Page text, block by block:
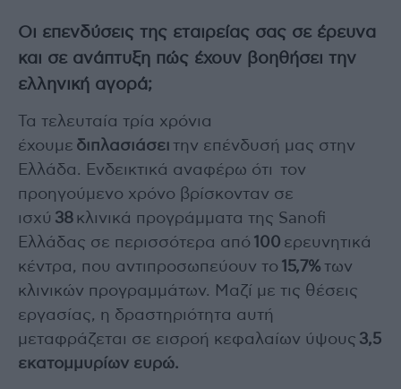
Οι επενδύσεις της εταιρείας σας σε έρευνα
και σε ανάπτυξη πώς έχουν βοηθήσει την
ελληνική αγορά;
Τα τελευταία τρία χρόνια
έχουμε διπλασιάσει την επένδυσή μας στην
Ελλάδα. Ενδεικτικά αναφέρω ότι τον
προηγούμενο χρόνο βρίσκονταν σε
ισχύ 38 κλινικά προγράμματα της Sanofi
Ελλάδας σε περισσότερα από 100 ερευνητικά
κέντρα, που αντιπροσωπεύουν το 15,7% των
κλινικών προγραμμάτων. Μαζί με τις θέσεις
εργασίας, η δραστηριότητα αυτή
μεταφράζεται σε εισροή κεφαλαίων ύψους 3,5
εκατομμυρίων ευρώ.